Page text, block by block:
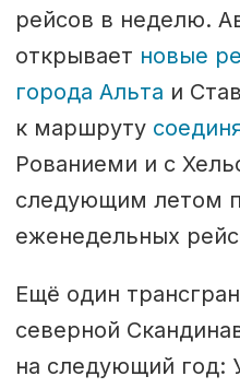
рейсов в неделю.
открывает новые
города Альта и
к маршруту
Рованиеми и с
следующим летом
еженедельных
Ещё один
северной
на следующий год: